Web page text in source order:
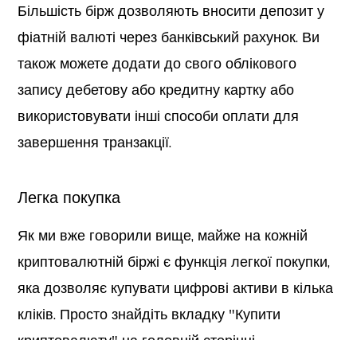
Більшість бірж дозволяють вносити депозит у
фіатній валюті через банківський рахунок. Ви
також можете додати до свого облікового
запису дебетову або кредитну картку або
використовувати інші способи оплати для
завершення транзакції.
Легка покупка
Як ми вже говорили вище, майже на кожній
криптовалютній біржі є функція легкої покупки,
яка дозволяє купувати цифрові активи в кілька
кліків. Просто знайдіть вкладку "Купити